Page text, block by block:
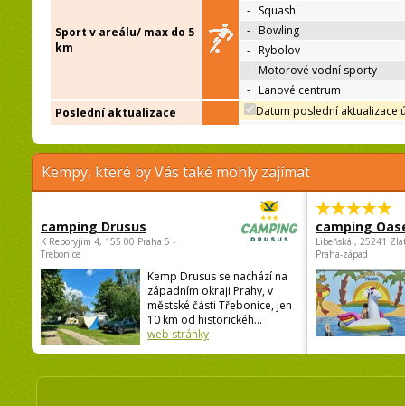
Sport v areálu/ max do 5
km
- Squash
- Bowling
- Rybolov
- Motorové vodní sporty
- Lanové centrum
Poslední aktualizace
Datum poslední aktualizace
Kempy, které by Vás také mohly zajímat
camping Drusus
K Reporyjim 4, 155 00 Praha 5 -
Trebonice
Kemp Drusus se nachází na
západním okraji Prahy, v
městské části Třebonice, jen
10 km od historickéh...
web stránky
camping
Libeňská , 25241
Praha-západ